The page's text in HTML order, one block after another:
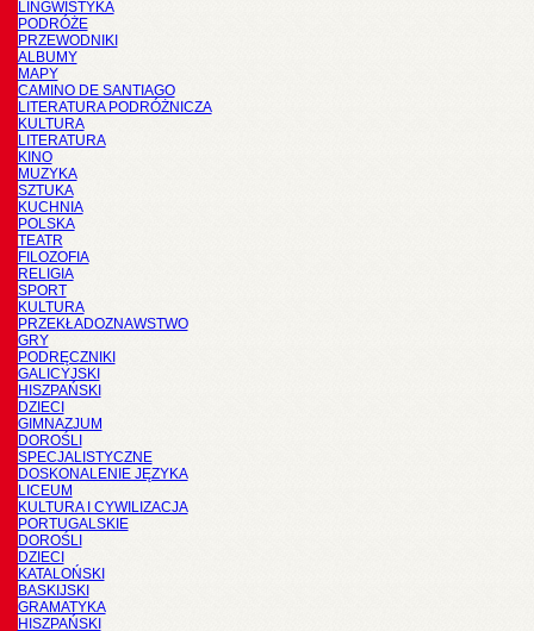
LINGWISTYKA
PODRÓŻE
PRZEWODNIKI
ALBUMY
MAPY
CAMINO DE SANTIAGO
LITERATURA PODRÓŻNICZA
KULTURA
LITERATURA
KINO
MUZYKA
SZTUKA
KUCHNIA
POLSKA
TEATR
FILOZOFIA
RELIGIA
SPORT
KULTURA
PRZEKŁADOZNAWSTWO
GRY
PODRĘCZNIKI
GALICYJSKI
HISZPAŃSKI
DZIECI
GIMNAZJUM
DOROŚLI
SPECJALISTYCZNE
DOSKONALENIE JĘZYKA
LICEUM
KULTURA I CYWILIZACJA
PORTUGALSKIE
DOROŚLI
DZIECI
KATALOŃSKI
BASKIJSKI
GRAMATYKA
HISZPAŃSKI